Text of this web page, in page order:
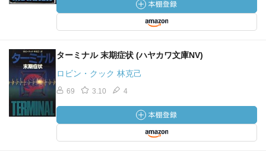
ターミナル 末期症状 (ハヤカワ文庫NV)
ロビン・クック 林克己
69 3.10 4